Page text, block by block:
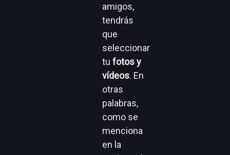
amigos,
tendrás
que
seleccionar
tufotos y
vídeos. En
otras
palabras,
como se
menciona
en la